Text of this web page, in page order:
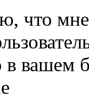
что
в вашем